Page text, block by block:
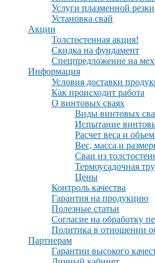
Услуги плазменной резки
Установка свай
Акции
Толстостенная акция!
Скидка на фундамент
Спецпредложение на
Информация
Условия доставки
Как происходит работа
О винтовых сваях
Виды винтовых
Испытание
Расчет веса и
Вес, масса и
Сваи из
Термоусадочная
Цены
Контроль качества
Гарантия на продукцию
Полезные статьи
Согласие на обработку
Политика в отношении
Партнерам
Гарантии высокого